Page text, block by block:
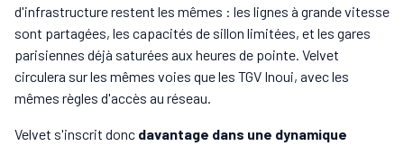
d'infrastructure restent les mêmes : les lignes à grande vitesse
sont partagées, les capacités de sillon limitées, et les gares
parisiennes déjà saturées aux heures de pointe. Velvet
circulera sur les mêmes voies que les TGV Inoui, avec les
mêmes règles d'accès au réseau.
Velvet s'inscrit donc davantage dans une dynamique